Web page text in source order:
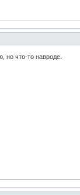
но что-то навроде.